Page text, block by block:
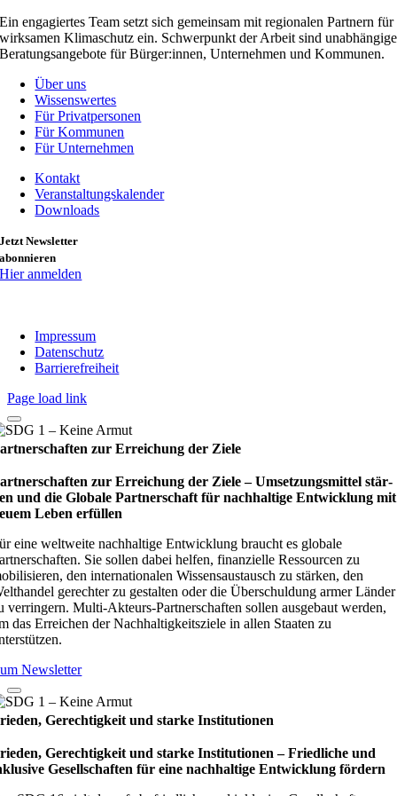
Ein engagiertes Team setzt sich gemeinsam mit regionalen Partnern für
wirksamen Klimaschutz ein. Schwerpunkt der Arbeit sind unabhängige
Beratungsangebote für Bürger:innen, Unternehmen und Kommunen.
Über uns
Wissenswertes
Für Privatpersonen
Für Kommunen
Für Unternehmen
Kontakt
Veranstaltungskalender
Downloads
Jetzt Newsletter
abonnieren
Hier anmelden
Impressum
Datenschutz
Barrierefreiheit
Page load link
zur Erreichung der Ziele
zur Erreichung der Ziele – Umset­zungs­mit­tel stär­
und die Glo­bale Part­ner­schaft für nach­hal­tige Ent­wick­lung mit
Leben erfül­len
eine weltweite nachhaltige Entwicklung braucht es globale
Sie sollen dabei helfen, finanzielle Ressourcen zu
den internationalen Wissensaustausch zu stärken, den
gerechter zu gestalten oder die Überschuldung armer Länder
verringern. Multi-Akteurs-Partnerschaften sollen ausgebaut werden,
das Erreichen der Nachhaltigkeitsziele in allen Staaten zu
Newsletter
Gerechtigkeit und starke Institutionen
Gerechtigkeit und starke Institutionen – Fried­li­che und
Gesell­schaf­ten für eine nach­hal­tige Ent­wick­lung för­dern